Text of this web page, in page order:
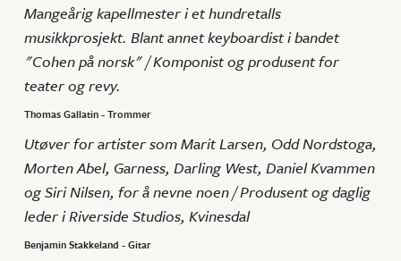
Mangeårig kapellmester i et hundretalls
musikkprosjekt. Blant annet keyboardist i bandet
"Cohen på norsk" / Komponist og produsent for
teater og revy.
Thomas Gallatin - Trommer
Utøver for artister som Marit Larsen, Odd Nordstoga,
Morten Abel, Garness, Darling West, Daniel Kvammen
og Siri Nilsen, for å nevne noen / Produsent og daglig
leder i Riverside Studios, Kvinesdal
Benjamin Stakkeland - Gitar